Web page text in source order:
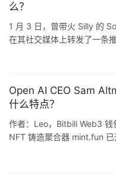
比，其生态项目可谓是
Assets 主网，实现图灵
了比特币生态中位数不多
BTC 比特币生态新格局
么？
1 月 3 日，曾带火 Silly 的
在其社交媒体上转发了一条
币标准协议，引入了「状态
Open AI CEO Sam
什么特点？
作者：Leo，Bitbili Web3
NFT 铸造聚合器 mint.fun
超 2 万地址成功 mint 该通